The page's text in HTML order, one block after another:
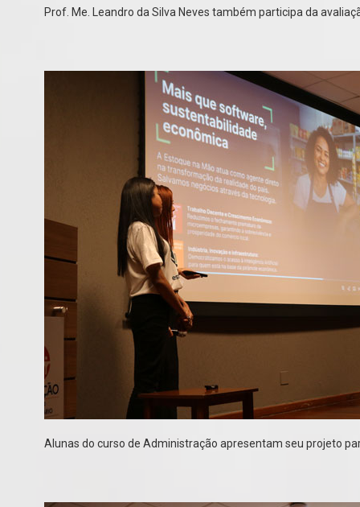
Prof. Me. Leandro da Silva Neves também participa da
Alunas do curso de Administração apresentam seu projeto